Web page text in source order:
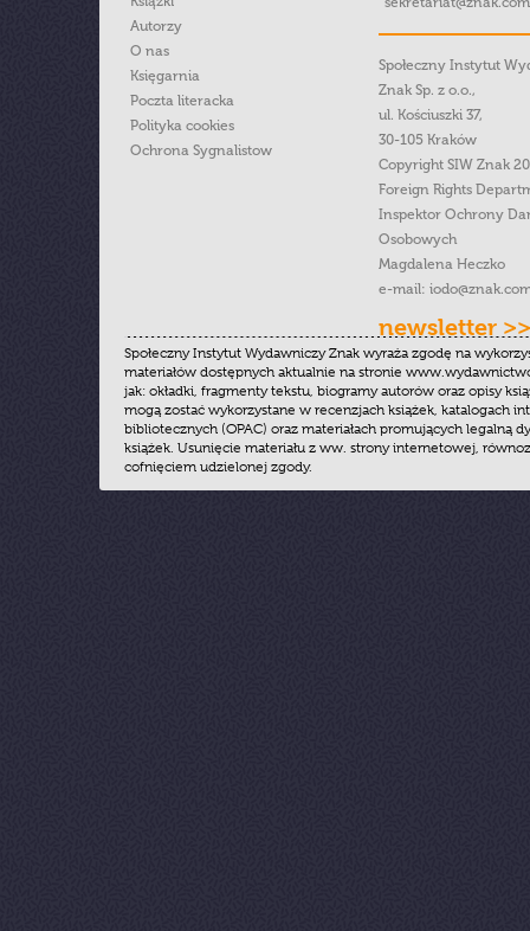
Autorzy
O nas
Księgarnia
Poczta literacka
Polityka cookies
Ochrona Sygnalistow
Społeczny Instytut
Znak Sp. z o.o.,
ul. Kościuszki 37,
30-105 Kraków
Copyright SIW Znak
Foreign Rights
Inspektor Ochrony
Osobowych
Magdalena Heczko
e-mail:
newsletter >>
Społeczny Instytut Wydawniczy Znak wyraża zgodę na
materiałów dostępnych aktualnie na stronie
jak: okładki, fragmenty tekstu, biogramy autorów oraz opisy
mogą zostać wykorzystane w recenzjach książek, katalogach
bibliotecznych (OPAC) oraz materiałach promujących legalną
książek. Usunięcie materiału z ww. strony internetowej,
cofnięciem udzielonej zgody.